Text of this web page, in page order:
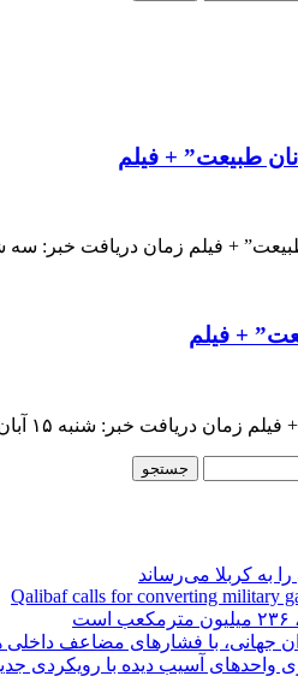
طبیعت” + فیلم
فیلم زمان دریافت خبر: سه شنبه ۱۸ آبان
+ فیلم
خبر: شنبه ۱۵ آبان ۱۳۹۵ ساعت ۰۳:۰۱…
به کربلا می‌رساند
Qalibaf calls for converting military
جهانی، با فشارهای مضاعف
واحدهای آسیب دیده با رویکردی